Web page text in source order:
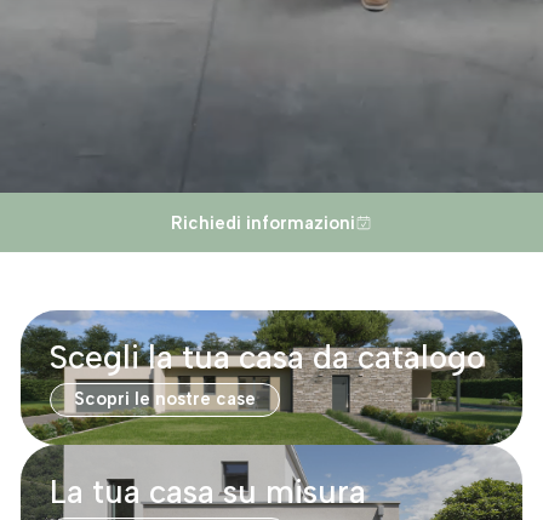
Richiedi informazioni
Scegli la tua casa da catalogo
Scopri le nostre case
La tua casa su misura